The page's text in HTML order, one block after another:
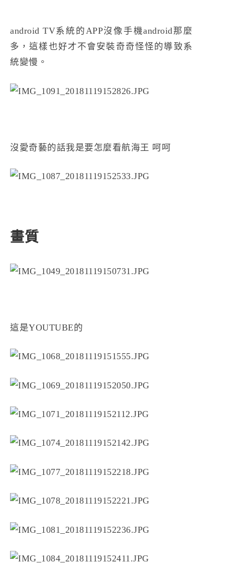
android TV系統的APP沒像手機android那麼
多，這樣也好才不會安裝奇奇怪怪的導致系
統變慢。
沒愛奇藝的話我是要怎麼看航海王 呵呵
畫質
這是YOUTUBE的